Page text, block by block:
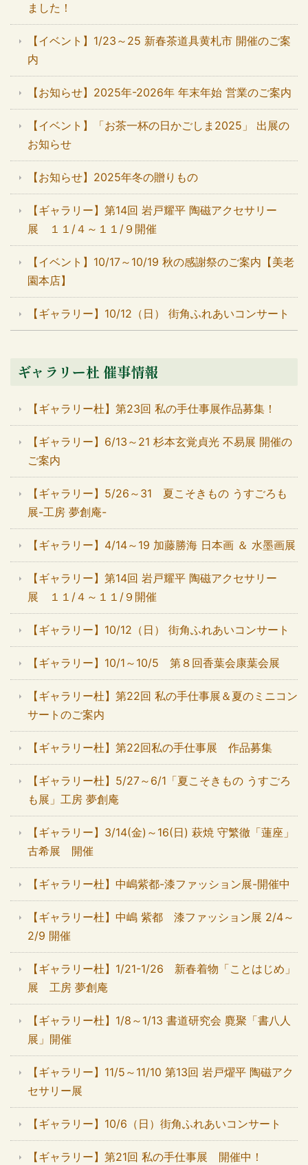
ました！
【イベント】1/23～25 新春茶道具黄札市 開催のご案
内
【お知らせ】2025年-2026年 年末年始 営業のご案内
【イベント】「お茶一杯の日かごしま2025」 出展の
お知らせ
【お知らせ】2025年冬の贈りもの
【ギャラリー】第14回 岩戸耀平 陶磁アクセサリー
展 １１/４～１１/９開催
【イベント】10/17～10/19 秋の感謝祭のご案内【美老
園本店】
【ギャラリー】10/12（日） 街角ふれあいコンサート
ギャラリー杜 催事情報
【ギャラリー杜】第23回 私の手仕事展作品募集！
【ギャラリー】6/13～21 杉本玄覚貞光 不易展 開催の
ご案内
【ギャラリー】5/26～31 夏こそきもの うすごろも
展-工房 夢創庵-
【ギャラリー】4/14～19 加藤勝海 日本画 ＆ 水墨画展
【ギャラリー】第14回 岩戸耀平 陶磁アクセサリー
展 １１/４～１１/９開催
【ギャラリー】10/12（日） 街角ふれあいコンサート
【ギャラリー】10/1～10/5 第８回香葉会康葉会展
【ギャラリー杜】第22回 私の手仕事展＆夏のミニコン
サートのご案内
【ギャラリー杜】第22回私の手仕事展 作品募集
【ギャラリー杜】5/27～6/1「夏こそきもの うすごろ
も展」工房 夢創庵
【ギャラリー】3/14(金)～16(日) 萩焼 守繁徹「蓮座」
古希展 開催
【ギャラリー杜】中嶋紫都-漆ファッション展-開催中
【ギャラリー杜】中嶋 紫都 漆ファッション展 2/4～
2/9 開催
【ギャラリー杜】1/21-1/26 新春着物「ことはじめ」
展 工房 夢創庵
【ギャラリー杜】1/8～1/13 書道研究会 麑聚「書八人
展」開催
【ギャラリー】11/5～11/10 第13回 岩戸燿平 陶磁アク
セサリー展
【ギャラリー】10/6（日）街角ふれあいコンサート
【ギャラリー】第21回 私の手仕事展 開催中！